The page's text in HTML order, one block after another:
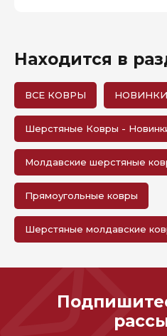
Находится в
ВСЕ КОВРЫ НОВИНКИ
Шерстяные Ковры -
Молдавские шерстяные
Прямоугольные ковры
Шерстяные молдавские